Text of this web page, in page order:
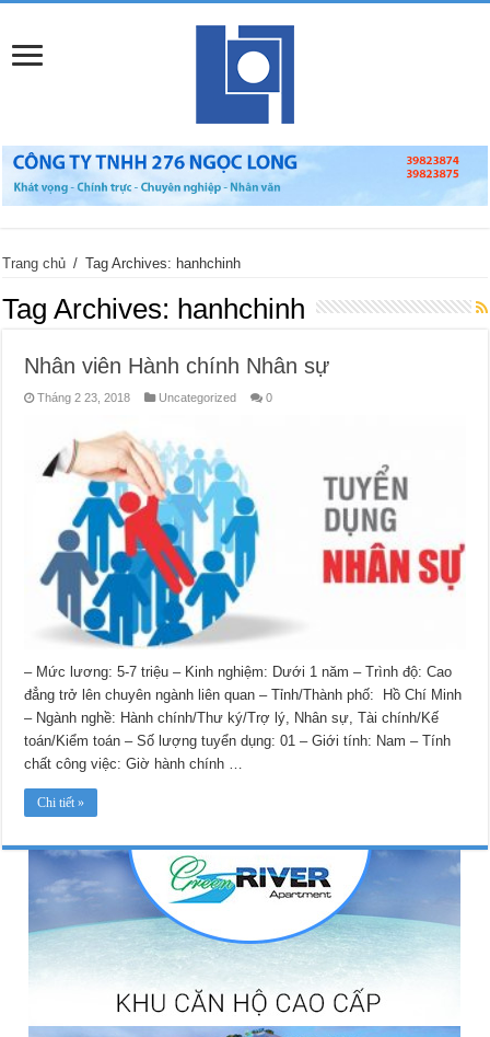
Trang chủ / Tag Archives: hanhchinh
Tag Archives: hanhchinh
Nhân viên Hành chính Nhân sự
Tháng 2 23, 2018 Uncategorized 0
– Mức lương: 5-7 triệu – Kinh nghiệm: Dưới 1 năm – Trình độ: Cao
đẳng trở lên chuyên ngành liên quan – Tỉnh/Thành phố: Hồ Chí Minh
– Ngành nghề: Hành chính/Thư ký/Trợ lý, Nhân sự, Tài chính/Kế
toán/Kiểm toán – Số lượng tuyển dụng: 01 – Giới tính: Nam – Tính
chất công việc: Giờ hành chính …
Chi tiết »